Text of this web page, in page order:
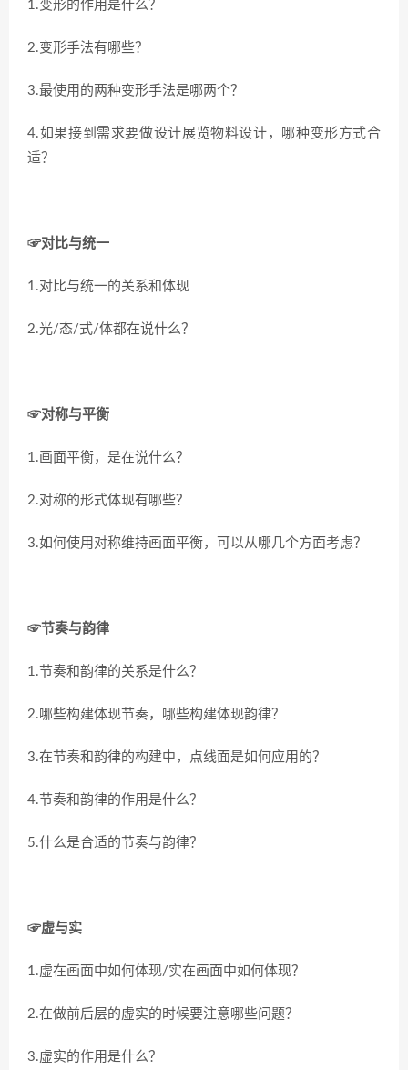
1.变形的作用是什么？
2.变形手法有哪些？
3.最使用的两种变形手法是哪两个？
4.如果接到需求要做设计展览物料设计，哪种变形方式合
适？
☞对比与统一
1.对比与统一的关系和体现
2.光/态/式/体都在说什么？
☞对称与平衡
1.画面平衡，是在说什么？
2.对称的形式体现有哪些？
3.如何使用对称维持画面平衡，可以从哪几个方面考虑？
☞节奏与韵律
1.节奏和韵律的关系是什么？
2.哪些构建体现节奏，哪些构建体现韵律？
3.在节奏和韵律的构建中，点线面是如何应用的？
4.节奏和韵律的作用是什么？
5.什么是合适的节奏与韵律？
☞虚与实
1.虚在画面中如何体现/实在画面中如何体现？
2.在做前后层的虚实的时候要注意哪些问题？
3.虚实的作用是什么？